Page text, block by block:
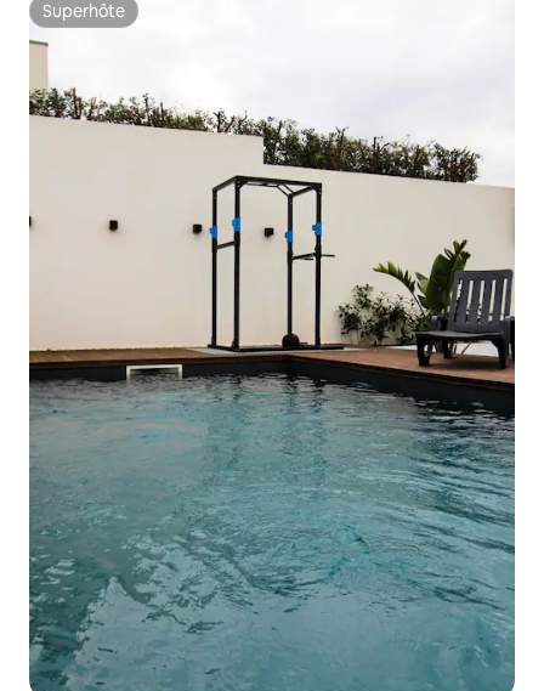
Superhôte
Superhôte